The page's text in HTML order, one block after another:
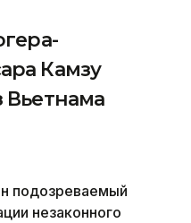
Камзу
Вьетнама
подозреваемый
незаконного